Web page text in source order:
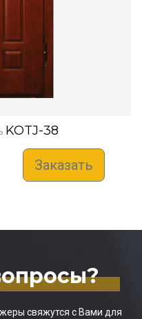
KOTJ-38
Заказать
свяжутся с Вами для